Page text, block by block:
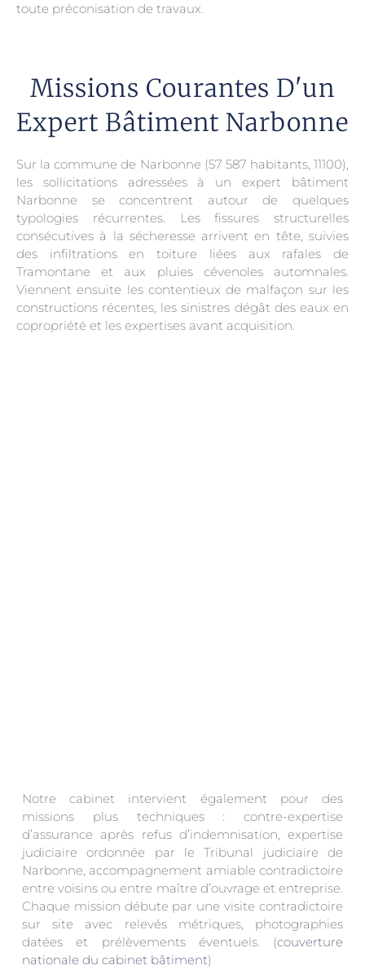
toute préconisation de travaux.
Missions Courantes D'un
Expert Bâtiment Narbonne
Sur la commune de Narbonne (57 587 habitants, 11100),
les sollicitations adressées à un expert bâtiment
Narbonne se concentrent autour de quelques
typologies récurrentes. Les fissures structurelles
consécutives à la sécheresse arrivent en tête, suivies
des infiltrations en toiture liées aux rafales de
Tramontane et aux pluies cévenoles automnales.
Viennent ensuite les contentieux de malfaçon sur les
constructions récentes, les sinistres dégât des eaux en
copropriété et les expertises avant acquisition.
Notre cabinet intervient également pour des
missions plus techniques : contre-expertise
d’assurance après refus d’indemnisation, expertise
judiciaire ordonnée par le Tribunal judiciaire de
Narbonne, accompagnement amiable contradictoire
entre voisins ou entre maître d’ouvrage et entreprise.
Chaque mission débute par une visite contradictoire
sur site avec relevés métriques, photographies
datées et prélèvements éventuels. (couverture
nationale du cabinet bâtiment)